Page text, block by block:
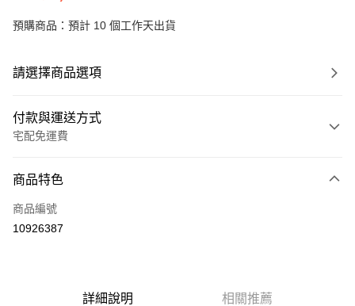
預購商品：預計 10 個工作天出貨
請選擇商品選項
付款與運送方式
宅配免運費
信用卡一次付款
超商取貨付款
商品特色
商品編號
10926387
詳細說明 相關推薦